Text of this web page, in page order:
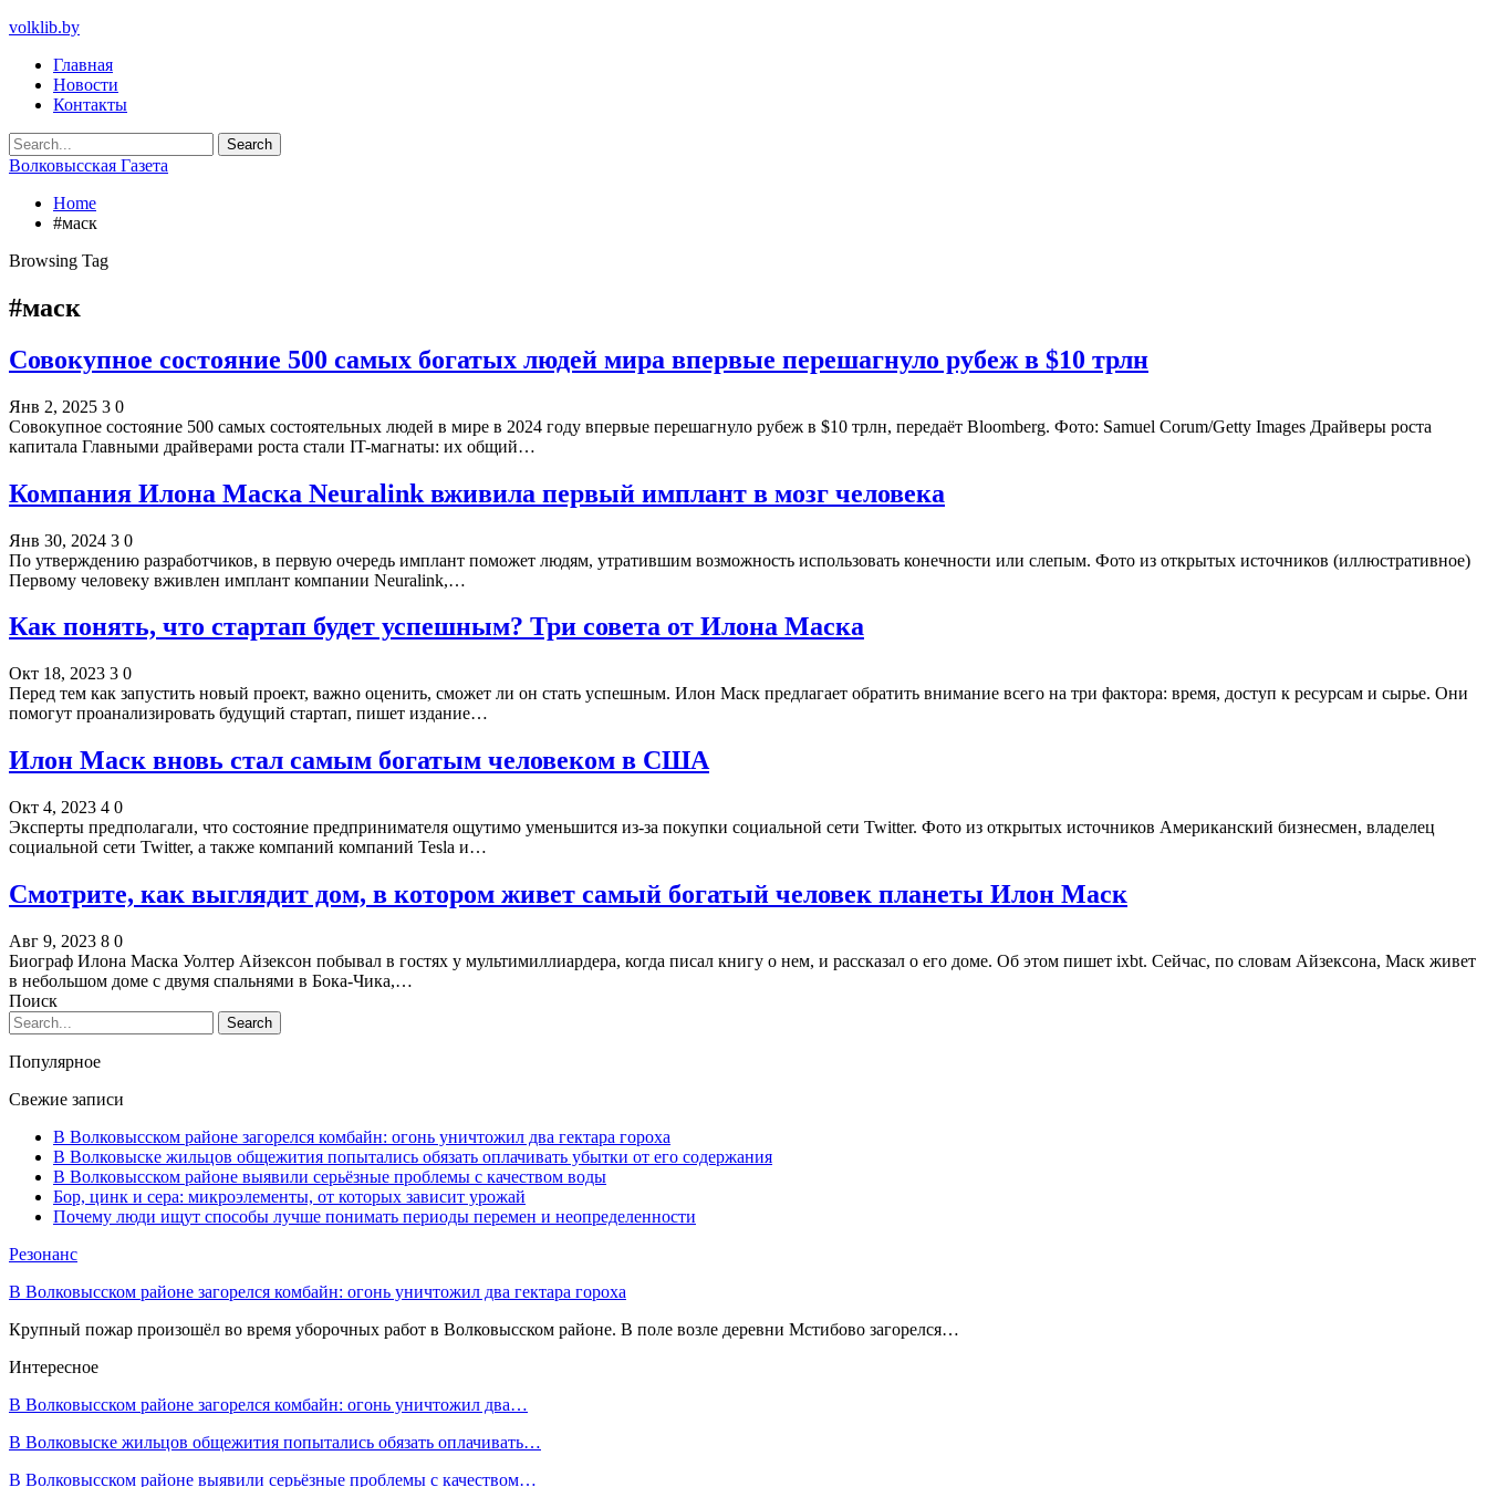
volklib.by
Главная
Новости
Контакты
Волковысская Газета
Home
#маск
Browsing Tag
#маск
Совокупное состояние 500 самых богатых людей мира впервые перешагнуло рубеж в $10 трлн
Янв 2, 2025 3 0
Совокупное состояние 500 самых состоятельных людей в мире в 2024 году впервые перешагнуло рубеж в $10 трлн, передаёт Bloomberg. Фото: Samuel Corum/Getty Images Драйверы роста
капитала Главными драйверами роста стали IT-магнаты: их общий…
Компания Илона Маска Neuralink вживила первый имплант в мозг человека
Янв 30, 2024 3 0
По утверждению разработчиков, в первую очередь имплант поможет людям, утратившим возможность использовать конечности или слепым. Фото из открытых источников (иллюстративное)
Первому человеку вживлен имплант компании Neuralink,…
Как понять, что стартап будет успешным? Три совета от Илона Маска
Окт 18, 2023 3 0
Перед тем как запустить новый проект, важно оценить, сможет ли он стать успешным. Илон Маск предлагает обратить внимание всего на три фактора: время, доступ к ресурсам и сырье. Они
помогут проанализировать будущий стартап, пишет издание…
Илон Маск вновь стал самым богатым человеком в США
Окт 4, 2023 4 0
Эксперты предполагали, что состояние предпринимателя ощутимо уменьшится из-за покупки социальной сети Twitter. Фото из открытых источников Американский бизнесмен, владелец
социальной сети Twitter, а также компаний компаний Tesla и…
Смотрите, как выглядит дом, в котором живет самый богатый человек планеты Илон Маск
Авг 9, 2023 8 0
Биограф Илона Маска Уолтер Айзексон побывал в гостях у мультимиллиардера, когда писал книгу о нем, и рассказал о его доме. Об этом пишет ixbt. Сейчас, по словам Айзексона, Маск живет
в небольшом доме с двумя спальнями в Бока-Чика,…
Поиск
Популярное
Свежие записи
В Волковысском районе загорелся комбайн: огонь уничтожил два гектара гороха
В Волковыске жильцов общежития попытались обязать оплачивать убытки от его содержания
В Волковысском районе выявили серьёзные проблемы с качеством воды
Бор, цинк и сера: микроэлементы, от которых зависит урожай
Почему люди ищут способы лучше понимать периоды перемен и неопределенности
Резонанс
В Волковысском районе загорелся комбайн: огонь уничтожил два гектара гороха
Крупный пожар произошёл во время уборочных работ в Волковысском районе. В поле возле деревни Мстибово загорелся…
Интересное
В Волковысском районе загорелся комбайн: огонь уничтожил два…
В Волковыске жильцов общежития попытались обязать оплачивать…
В Волковысском районе выявили серьёзные проблемы с качеством…